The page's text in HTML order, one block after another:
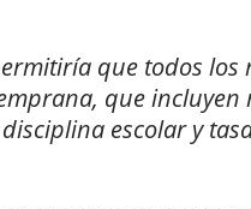
que todos
que incluyen
escolar y